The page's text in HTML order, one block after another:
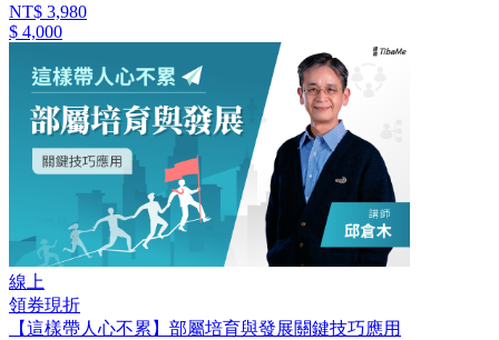
NT$ 3,980
$ 4,000
線上
領券現折
【這樣帶人心不累】部屬培育與發展關鍵技巧應用